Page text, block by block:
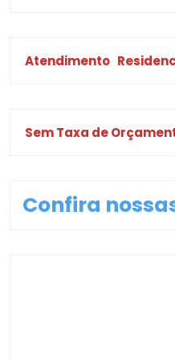
Atendimento
Sem Taxa de
Confira